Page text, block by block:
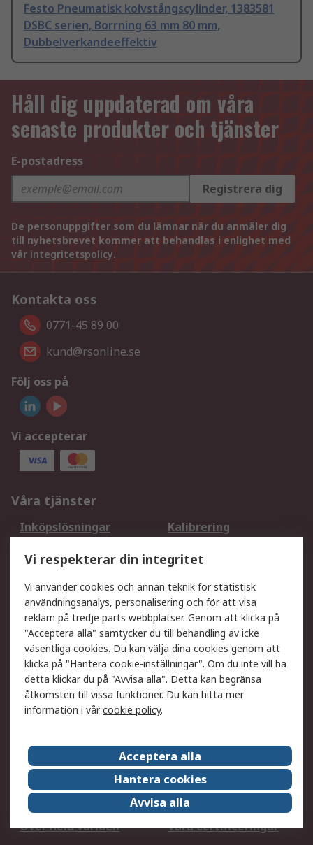
Festo Pneumatisk kolvstångscylinder, 1383581
DSBC serien, Borrning 63 mm 80 mm,
Dubbelverkandeeffektiv
Håll dig uppdaterad om våra
senaste produkter och tjänster
E-postadress
Registrera dig
De personuppgifter som du lämnar när du anmäler dig
till nyhetsbrevet kommer att behandlas i enlighet med
vår integritetspolicy.
Kontakta oss
0771-45 89 00
kund@rsonline.se
Följ oss på
Vi accepterar
Våra tjänster
Inköpslösningar
Kalibrering
DesignSpark
Teknisk Support
Ditt lokala säljteam
Exportlösningar
Support
Få hjälp
Retur av varor
Leverans
Spåra din order
Begär en fakturakopi
Fördelar med RS-konto
Betalningsalternativ
Om RS
Försäljningsvillkor
Det juridiska
Press Centre
Jobba hos RS
ESG
Över hela världen
Våra certificeringar
Vi respekterar din integritet
Vi använder cookies och annan teknik för statistisk
användningsanalys, personalisering och för att visa
reklam på tredje parts webbplatser. Genom att klicka på
"Acceptera alla" samtycker du till behandling av icke
väsentliga cookies. Du kan välja dina cookies genom att
klicka på "Hantera cookie-inställningar". Om du inte vill ha
detta klickar du på "Avvisa alla". Detta kan begränsa
åtkomsten till vissa funktioner. Du kan hitta mer
information i vårcookie policy.
Acceptera alla
Hantera cookies
Avvisa alla